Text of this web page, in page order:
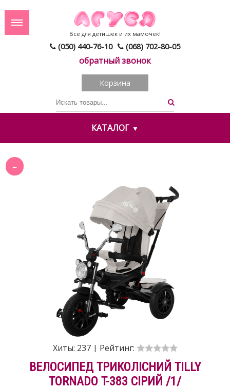
(050) 440-76-10 (068) 702-80-05
обратный звонок
Все для детишек и их мамочек!
Корзина
КАТАЛОГ
Хиты: 237 | Рейтинг:
ВЕЛОСИПЕД ТРИКОЛІСНИЙ TILLY
TORNADO T-383 СІРИЙ /1/